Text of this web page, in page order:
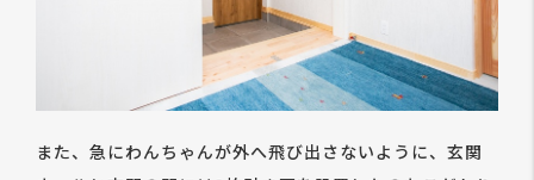
また、急にわんちゃんが外へ飛び出さないように、玄関